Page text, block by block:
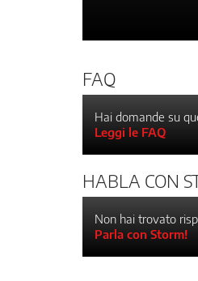
FAQ
Hai domande su
Leggi le FAQ
HABLA CON
Non hai trovato
Parla con Storm!